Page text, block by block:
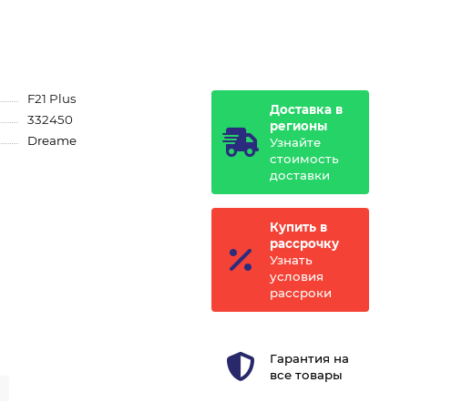
F21 Plus
332450
Dreame
Доставка в
регионы
Узнайте
стоимость
доставки
Купить в
рассрочку
Узнать
условия
рассроки
Гарантия на
все товары